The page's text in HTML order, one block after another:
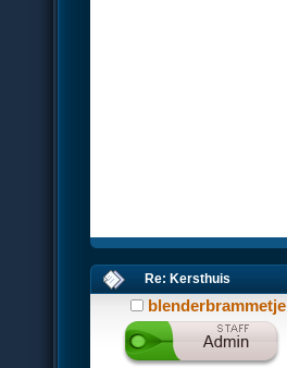
Re: Kersthuis
blenderbrammetje